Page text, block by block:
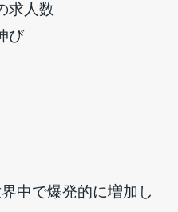
求人数
び
中で爆発的に増加し